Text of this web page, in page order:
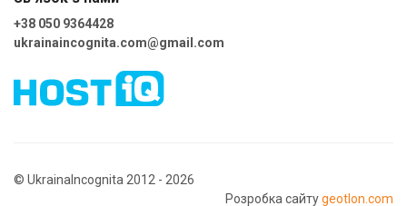
+38 050 9364428
ukrainaincognita.com@gmail.com
© UkrainaIncognita 2012 - 2026
Розробка сайтуgeotlon.com